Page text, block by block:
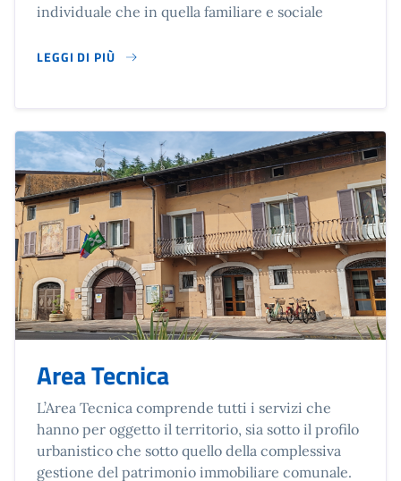
individuale che in quella familiare e sociale
LEGGI DI PIÙ
SU AREA SERVIZI ALLA PERSONA
Area Tecnica
L’Area Tecnica comprende tutti i servizi che
hanno per oggetto il territorio, sia sotto il profilo
urbanistico che sotto quello della complessiva
gestione del patrimonio immobiliare comunale.